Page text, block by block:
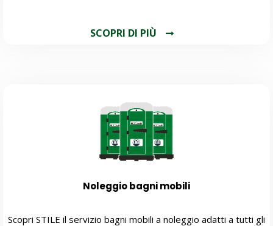
SCOPRI DI PIÙ
Noleggio bagni mobili
Scopri STILE il servizio bagni mobili a noleggio adatti a tutti gli